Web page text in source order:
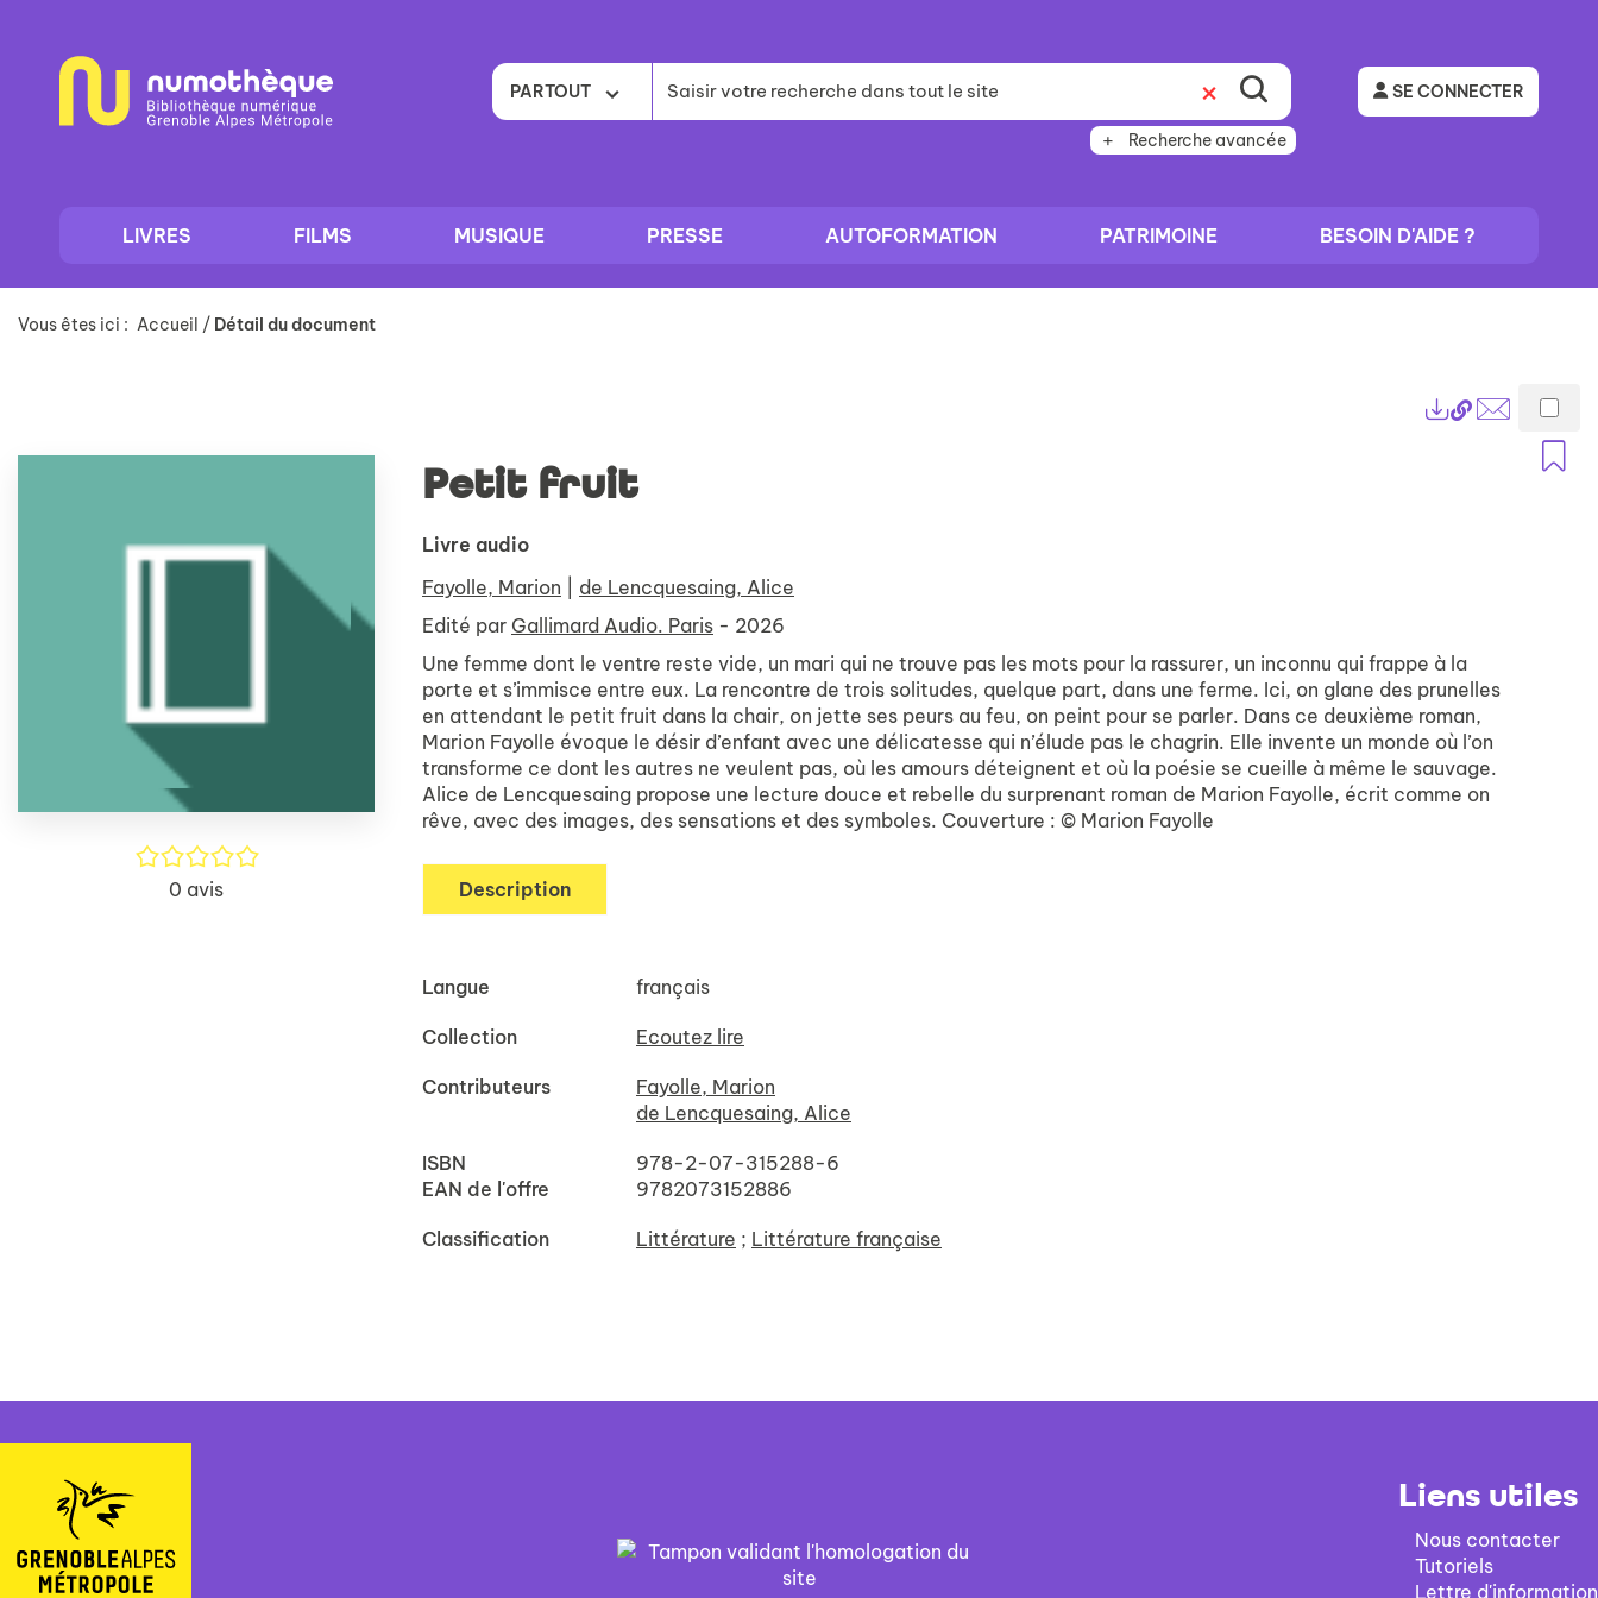
contenu
PARTOUT
Recherche avancée
SE CONNECTER
LIVRES FILMS MUSIQUE PRESSE AUTOFORMATION PATRIMOINE BESOIN D'AIDE ?
Vous êtes ici : Accueil / Détail du document
Lien
permanent
(Nouvelle
Envoyer
/5
0 avis
Petit fruit
Livre audio
Fayolle, Marion
de Lencquesaing, Alice
Edité par Gallimard Audio. Paris - 2026
Une femme dont le ventre reste vide, un mari qui ne trouve pas les mots pour la rassurer, un inconnu qui frappe à la
porte et s’immisce entre eux. La rencontre de trois solitudes, quelque part, dans une ferme. Ici, on glane des prunelles
en attendant le petit fruit dans la chair, on jette ses peurs au feu, on peint pour se parler. Dans ce deuxième roman,
Marion Fayolle évoque le désir d’enfant avec une délicatesse qui n’élude pas le chagrin. Elle invente un monde où l’on
transforme ce dont les autres ne veulent pas, où les amours déteignent et où la poésie se cueille à même le sauvage.
Alice de Lencquesaing propose une lecture douce et rebelle du surprenant roman de Marion Fayolle, écrit comme on
rêve, avec des images, des sensations et des symboles. Couverture : © Marion Fayolle
Description
Langue français
Collection Ecoutez lire
Contributeurs
Fayolle, Marion
de Lencquesaing, Alice
ISBN
978-2-07-315288-6
EAN de l'offre
9782073152886
Classification Littérature ; Littérature française
Liens utiles
Nous contacter
Tutoriels
Lettre d'information